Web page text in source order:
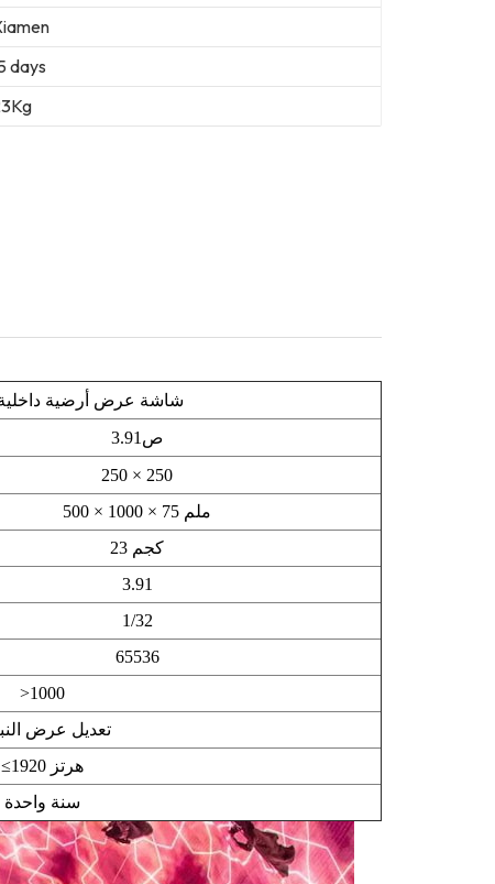
days
شاشة عرض أرضية داخلية
ص3.91
250 × 250
500 × 1000 × 75 ملم
23 كجم
3.91
1/32
65536
>1000
تعديل عرض
≤1920 هرتز
سنة واحدة